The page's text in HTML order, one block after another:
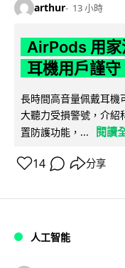
arthur 13 小時
AirPods 用家
耳機用戶謹
長時間高音量佩戴耳機
大聽力受損警號，介
置防護功能，...
閱讀
14 分享
人工智能